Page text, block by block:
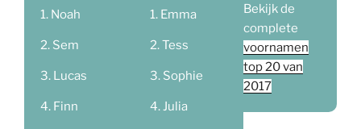
Noah
Sem
Lucas
Finn
Emma
Tess
Sophie
Julia
Bekijk de
complete
voornamen
top 20 van
2017